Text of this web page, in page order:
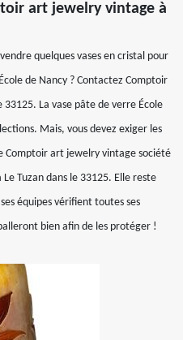
art jewelry vintage à
quelques vases en cristal pour
de Nancy ? Contactez Comptoir
La vase pâte de verre École
Mais, vous devez exiger les
Comptoir art jewelry vintage société
Tuzan dans le 33125. Elle reste
équipes vérifient toutes ses
bien afin de les protéger !